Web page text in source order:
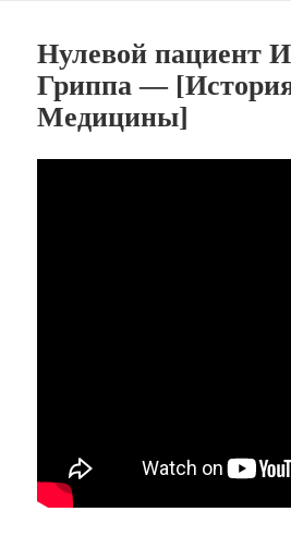
Нулевой пациент
Гриппа —
Медицины]